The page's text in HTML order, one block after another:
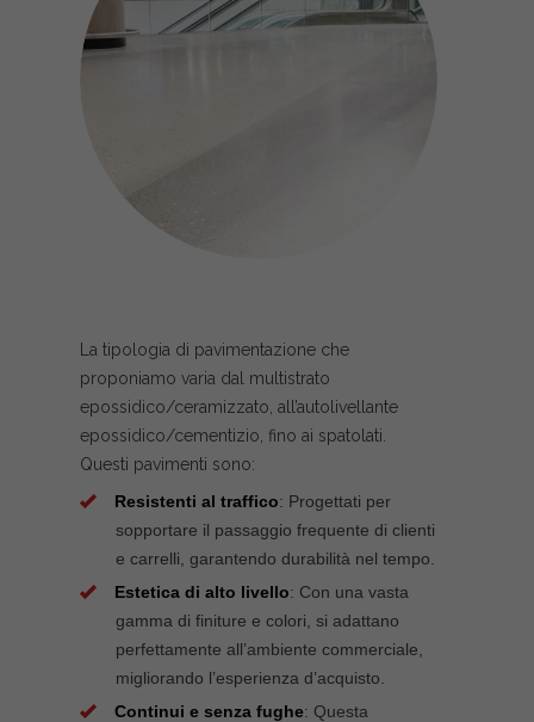
La tipologia di pavimentazione che
proponiamo varia dal multistrato
epossidico/ceramizzato, all’autolivellante
epossidico/cementizio, fino ai spatolati.
Questi pavimenti sono:
Resistenti al traffico: Progettati per
sopportare il passaggio frequente di clienti
e carrelli, garantendo durabilità nel tempo.
Estetica di alto livello: Con una vasta
gamma di finiture e colori, si adattano
perfettamente all’ambiente commerciale,
migliorando l’esperienza d’acquisto.
Continui e senza fughe: Questa